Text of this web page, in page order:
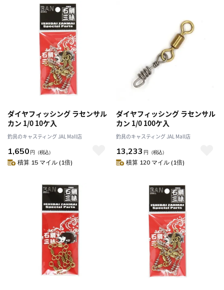
ダイヤフィッシング ラセンサル
カン 1/0 10ケ入
釣具のキャスティング JAL Mall店
1,650 円 （税込）
積算 15 マイル (1倍)
ダイヤフィッシング ラセンサル
カン 1/0 100ケ入
釣具のキャスティング JAL Mall店
13,233 円 （税込）
積算 120 マイル (1倍)